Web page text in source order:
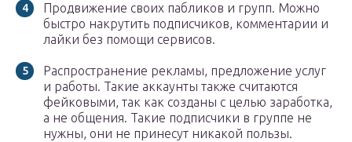
Продвижение своих пабликов и групп. Можно
быстро накрутить подписчиков, комментарии и
лайки без помощи сервисов.
Распространение рекламы, предложение услуг
и работы. Такие аккаунты также считаются
фейковыми, так как созданы с целью заработка,
а не общения. Такие подписчики в группе не
нужны, они не принесут никакой пользы.